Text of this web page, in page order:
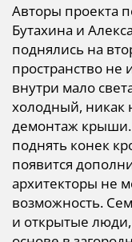
Авторы проекта
Бутахина и
поднялись на
пространство не
внутри мало
холодный, никак
демонтаж крыши.
поднять конек
появится
архитекторы не
возможность.
и открытые